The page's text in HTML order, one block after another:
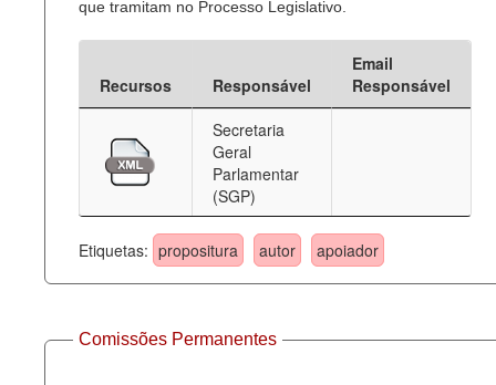
Catálogo de dados
Deputados Estaduais
Administração
Agenda
Perguntas frequentes
Contato
que tramitam no Processo Legislativo.
Recursos Responsável
Email
Responsável
Secretaria
Geral
Parlamentar
(SGP)
Etiquetas: propositura autor apoiador
Comissões Permanentes